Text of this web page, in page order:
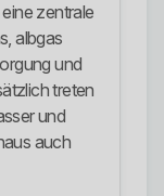
zentrale
albgas
und
treten
und
auch